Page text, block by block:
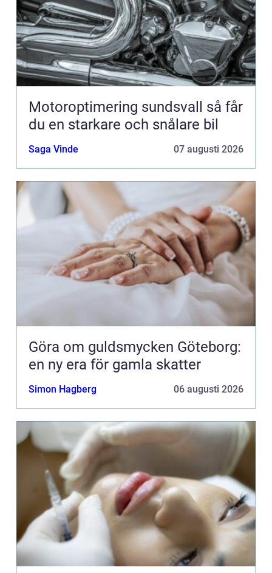
Motoroptimering sundsvall så får
du en starkare och snålare bil
Saga Vinde 07 augusti 2026
Göra om guldsmycken Göteborg:
en ny era för gamla skatter
Simon Hagberg 06 augusti 2026